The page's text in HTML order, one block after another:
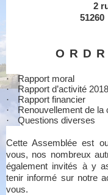
2
·
Rapport moral
·
Rapport d’activité 2018
·
Rapport financier
·
Renouvellement de la
·
Questions diverses
Cette Assemblée est
vous, nos nombreux
également invités à y
tenir informé sur notre
vous.